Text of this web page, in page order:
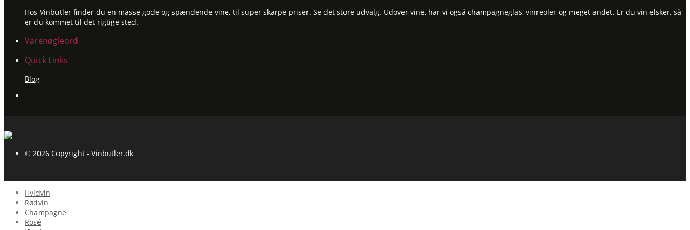
Hos Vinbutler finder du en masse gode og spændende vine, til super skarpe priser. Se det store udvalg. Udover vine, har vi også champagneglas, vinreoler og meget andet. Er du vin elsker, så
er du kommet til det rigtige sted.
Varenøgleord
Quick Links
Blog
© 2026 Copyright - Vinbutler.dk
Hvidvin
Rødvin
Champagne
Rosé